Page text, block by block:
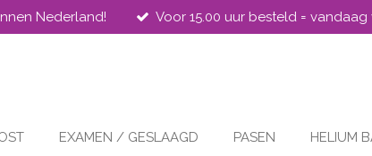
Nederland! Voor 15.00 uur besteld =
EXAMEN / GESLAAGD PASEN HELIUM